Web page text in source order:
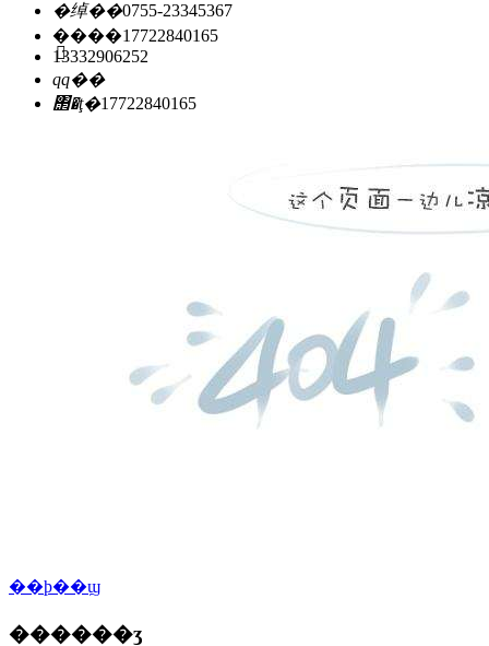
�绰��0755-23345367
�ֻ���17722840165
13332906252
qq��
΢�ţ�17722840165
��ϸ��ϣ
������ʒ